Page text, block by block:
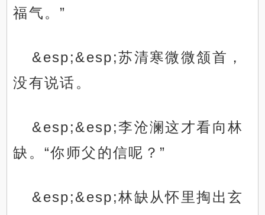
福气。”
&esp;&esp;苏清寒微微颔首，
没有说话。
&esp;&esp;李沧澜这才看向林
缺。“你师父的信呢？”
&esp;&esp;林缺从怀里掏出玄